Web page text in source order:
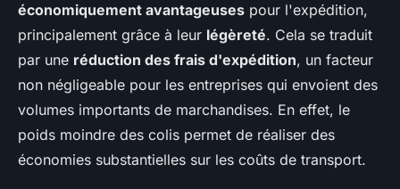
économiquement avantageuses pour l'expédition,
principalement grâce à leur légèreté. Cela se traduit
par une réduction des frais d'expédition, un facteur
non négligeable pour les entreprises qui envoient des
volumes importants de marchandises. En effet, le
poids moindre des colis permet de réaliser des
économies substantielles sur les coûts de transport.